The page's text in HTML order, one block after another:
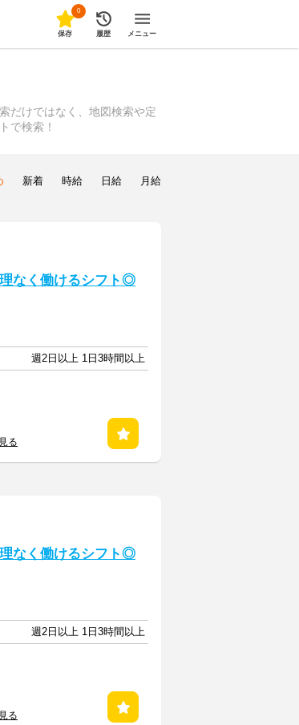
0
保存 履歴 メニュー
だけではなく、地図検索や定
で検索！
新着 時給 日給 月給
なく働けるシフト◎
週2日以上 1日3時間以上
る
なく働けるシフト◎
週2日以上 1日3時間以上
る